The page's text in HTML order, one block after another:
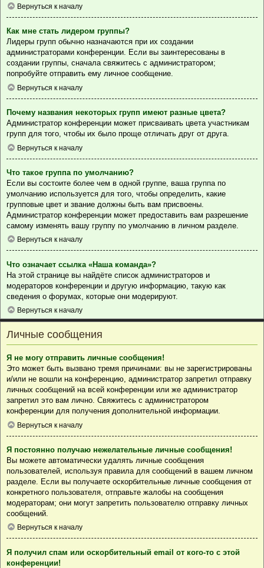
Вернуться к началу
Как мне стать лидером группы?
Лидеры групп обычно назначаются при их создании
администраторами конференции. Если вы заинтересованы в
создании группы, сначала свяжитесь с администратором;
попробуйте отправить ему личное сообщение.
Вернуться к началу
Почему названия некоторых групп имеют разные цвета?
Администратор конференции может присваивать цвета участникам
групп для того, чтобы их было проще отличать друг от друга.
Вернуться к началу
Что такое группа по умолчанию?
Если вы состоите более чем в одной группе, ваша группа по
умолчанию используется для того, чтобы определить, какие
групповые цвет и звание должны быть вам присвоены.
Администратор конференции может предоставить вам разрешение
самому изменять вашу группу по умолчанию в личном разделе.
Вернуться к началу
Что означает ссылка «Наша команда»?
На этой странице вы найдёте список администраторов и
модераторов конференции и другую информацию, такую как
сведения о форумах, которые они модерируют.
Вернуться к началу
Личные сообщения
Я не могу отправить личные сообщения!
Это может быть вызвано тремя причинами: вы не зарегистрированы
и/или не вошли на конференцию, администратор запретил отправку
личных сообщений на всей конференции или же администратор
запретил это вам лично. Свяжитесь с администратором
конференции для получения дополнительной информации.
Вернуться к началу
Я постоянно получаю нежелательные личные сообщения!
Вы можете автоматически удалять личные сообщения
пользователей, используя правила для сообщений в вашем личном
разделе. Если вы получаете оскорбительные личные сообщения от
конкретного пользователя, отправьте жалобы на сообщения
модераторам; они могут запретить пользователю отправку личных
сообщений.
Вернуться к началу
Я получил спам или оскорбительный email от кого-то с этой
конференции!